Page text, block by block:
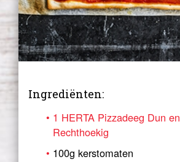
Ingrediënten:
1 HERTA Pizzadeeg Dun en
Rechthoekig
100g kerstomaten